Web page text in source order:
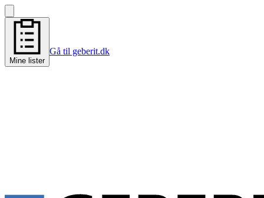
Mine lister
Gå til geberit.dk